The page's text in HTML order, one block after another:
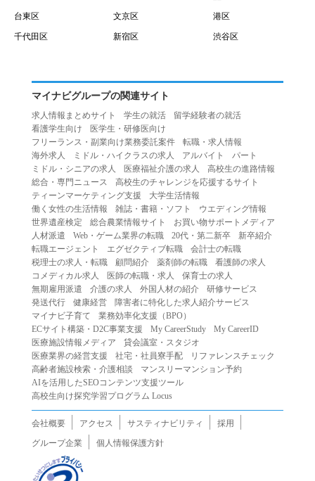
味します。
１３.「中途解約」とは、賃貸借契約期間の途中で、利用者
１.利用者は、本サービスを利用する上で次の各号に定める
とします。
（１）重複、虚偽の情報、または自己以外の情報を登録す
る行為
（２）第三者になりすまして本サービスを利用する行為
（３）当社または第三者の著作権等の知的財産権、プライ
バシー、その他の権利を侵害する行為
（４）当社または第三者を誹謗中傷する行為
（５）当社または第三者に不利益を与える行為
（６）営利を目的とした行為
（７）政治・選挙・宗教活動またはそれらに類する行為
（８）本サービスの運営を妨害する行為
（９）法令違反、犯罪行為、または公序良俗に反する行為
（１０）暴力的な要求行為、または法的な責任を超えた不
当な要求行為
（１１）その他当社が不適切であると判断する行為
２.当社は、前項の定めに該当する行為を行った利用者に対
の提供を停止または中断することができるものとします。
第５条（免責）
１.当社は、本サービスの利用（これらに伴う当社または第
三者の情報提供行為等を含みます）により、利用者に生じ
台東区 文京区 港区
千代田区 新宿区 渋谷区
マイナビグループの関連サイト
求人情報まとめサイト 学生の就活
留学経験者の就活
看護学生向け
医学生・研修医向け
フリーランス・副業向け業務委託案件
転職・求人情報
海外求人
ミドル・ハイクラスの求人 アルバイト
パート
ミドル・シニアの求人
医療福祉介護の求人
高校生の進路情報
総合・専門ニュース
高校生のチャレンジを応援するサイト
ティーンマーケティング支援
大学生活情報
働く女性の生活情報
雑誌・書籍・ソフト
ウエディング情報
世界遺産検定
総合農業情報サイト
お買い物サポートメディア
人材派遣
Web・ゲーム業界の転職 20代・第二新卒
新卒紹介
転職エージェント
エグゼクティブ転職
会計士の転職
税理士の求人・転職
顧問紹介 薬剤師の転職
看護師の求人
コメディカル求人
医師の転職・求人
保育士の求人
無期雇用派遣
介護の求人 外国人材の紹介
研修サービス
発送代行
健康経営
障害者に特化した求人紹介サービス
マイナビ子育て
業務効率化支援（BPO）
ECサイト構築・D2C事業支援
My CareerStudy
My CareerID
医療施設情報メディア
貸会議室・スタジオ
医療業界の経営支援
社宅・社員寮手配
リファレンスチェック
高齢者施設検索・介護相談
マンスリーマンション予約
AIを活用したSEOコンテンツ支援ツール
高校生向け探究学習プログラム Locus
会社概要 アクセス サスティナビリティ
採用
グループ企業
個人情報保護方針